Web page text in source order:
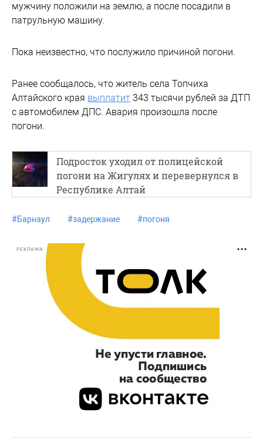
мужчину положили на землю, а после посадили в
патрульную машину.
Пока неизвестно, что послужило причиной погони.
Ранее сообщалось, что житель села Топчиха
Алтайского края выплатит 343 тысячи рублей за ДТП
с автомобилем ДПС. Авария произошла после
погони.
Подросток уходил от полицейской
погони на Жигулях и перевернулся в
Республике Алтай
#Барнаул #задержание #погоня
РЕКЛАМА